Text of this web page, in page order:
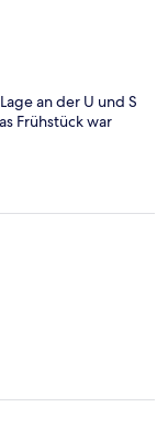
an der U und S
Frühstück war